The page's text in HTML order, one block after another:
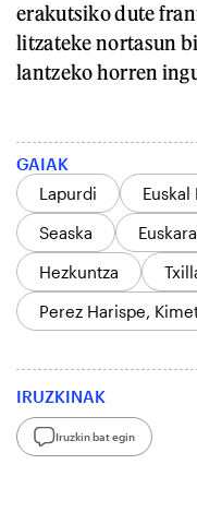
erakutsiko dute
litzateke nortasun
lantzeko horren
GAIAK
Lapurdi
Euskal
Seaska
Hezkuntza
Perez Harispe,
IRUZKINAK
Iruzkin bat egin